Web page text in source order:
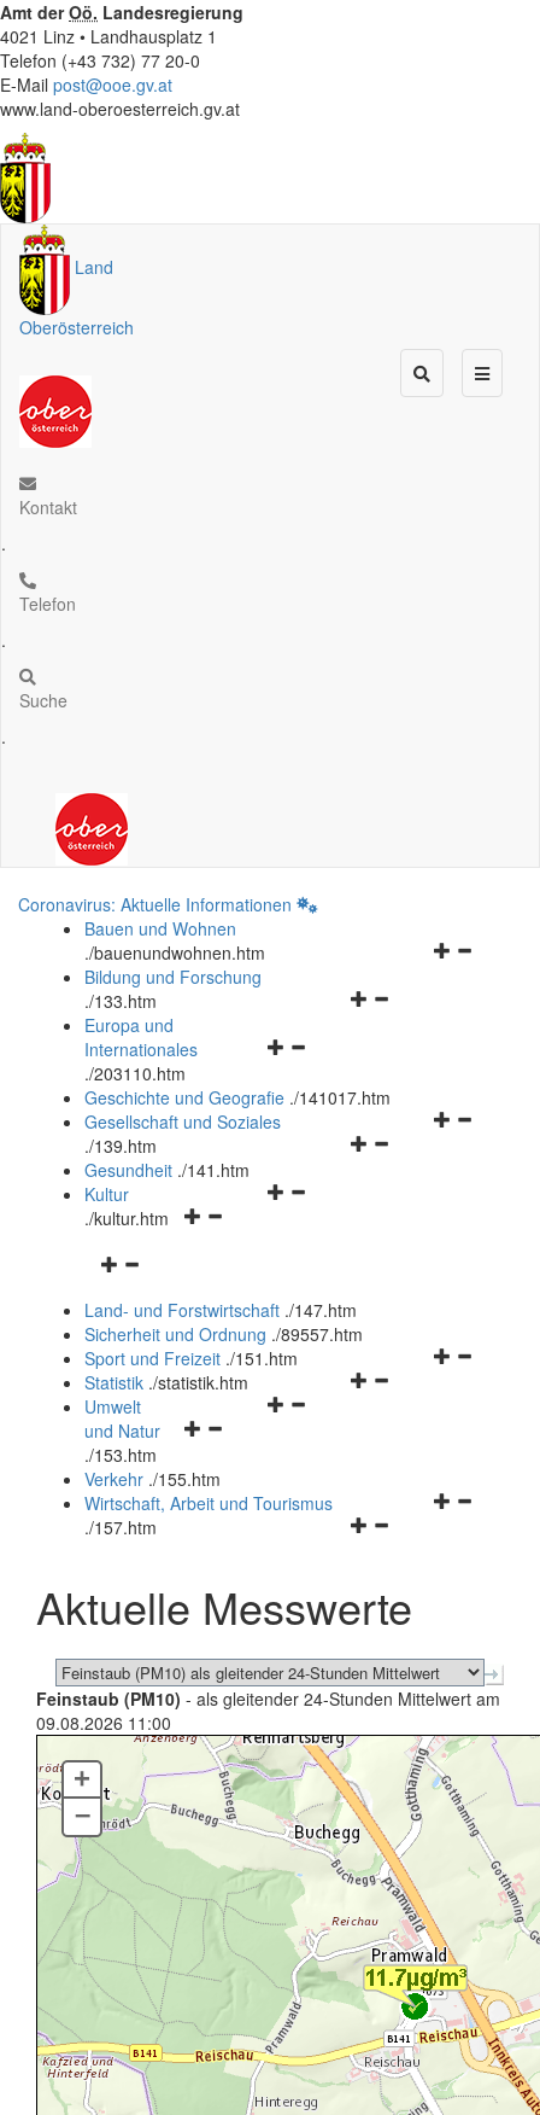
Amt derOö. Landesregierung
4021 Linz • Landhausplatz 1
Telefon (+43 732) 77 20-0
E-Mail post@ooe.gv.at
www.land-oberoesterreich.gv.at
Land
Oberösterreich
Kontakt
.
Telefon
.
Suche
.
Coronavirus: Aktuelle Informationen
Bauen und Wohnen
./bauenundwohnen.htm
Navigationsmenü
Bildung und Forschung
./133.htm
Navigationsmenü
und
schließen
Europa und
Internationales
./203110.htm
Geschichte und Geografie ./141017.htm
Navigationsmenü
Gesellschaft und Soziales
./139.htm
Navigationsmenü
Gesundheit ./141.htm
Navigationsmenü
Kultur
./kultur.htm
Navigationsmenü
und
schließen
Land- und Forstwirtschaft ./147.htm
Sicherheit und Ordnung ./89557.htm
Navigationsmenü
Sport und Freizeit ./151.htm
Navigationsmenü
Statistik ./statistik.htm
Navigationsmenü
und
schließen
Umwelt
und Natur
./153.htm
Verkehr ./155.htm
Navigationsmenü
schließen
Wirtschaft, Arbeit und Tourismus
./157.htm
Aktuelle Messwerte
Feinstaub (PM10) - als gleitender 24-Stunden Mittelwert am
09.08.2026 11:00
+
–